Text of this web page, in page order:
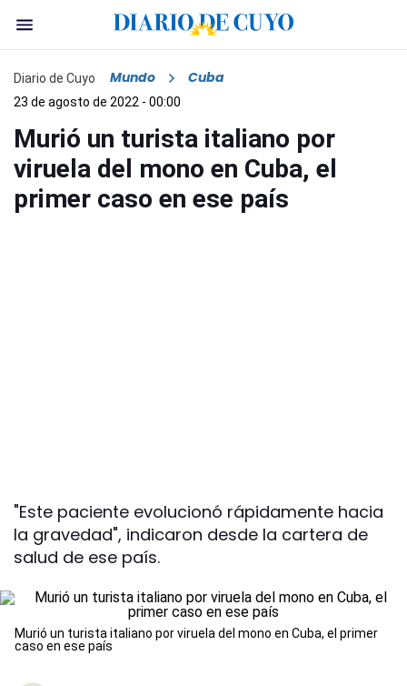
Diario de Cuyo Mundo Cuba
23 de agosto de 2022 - 00:00
Murió un turista italiano por
viruela del mono en Cuba, el
primer caso en ese país
"Este paciente evolucionó rápidamente hacia
la gravedad", indicaron desde la cartera de
salud de ese país.
Murió un turista italiano por viruela del mono en Cuba, el primer
caso en ese país